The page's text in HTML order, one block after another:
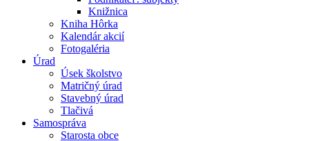
Knižnica
Kniha Hôrka
Kalendár akcií
Fotogaléria
Úrad
Úsek školstvo
Matričný úrad
Stavebný úrad
Tlačivá
Samospráva
Starosta obce